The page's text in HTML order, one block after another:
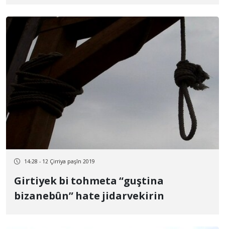
14:28 - 12 Çirriya paşîn 2019
Girtiyek bi tohmeta “guştina
bizanebûn” hate jidarvekirin